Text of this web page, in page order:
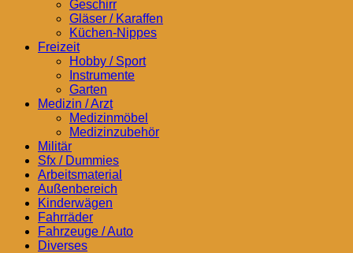
Geschirr
Gläser / Karaffen
Küchen-Nippes
Freizeit
Hobby / Sport
Instrumente
Garten
Medizin / Arzt
Medizinmöbel
Medizinzubehör
Militär
Sfx / Dummies
Arbeitsmaterial
Außenbereich
Kinderwägen
Fahrräder
Fahrzeuge / Auto
Diverses